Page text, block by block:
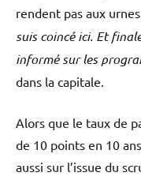
rendent pas aux
suis coincé ici. Et
informé sur les
dans la capitale.
Alors que le taux de
de 10 points en 10
aussi sur l’issue du